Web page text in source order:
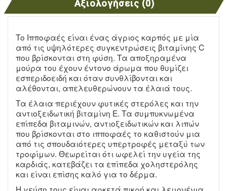
Αξιολογήσεις (0)
Το Ιπποφαές είναι ένας άγριος καρπός με μία
από τις υψηλότερες συγκεντρώσεις βιταμίνης C
που βρίσκονται στη φύση. Τα αποξηραμένα
μούρα του έχουν έντονο άρωμα που θυμίζει
εσπεριδοειδή και όταν συνθλίβονται και
αλέθονται, απελευθερώνουν τα έλαιά τους.
Τα έλαια περιέχουν φυτικές στερόλες και την
αντιοξειδωτική βιταμίνη Ε. Τα συμπυκνωμένα
επίπεδα βιταμινών, αντιοξειδωτικών και λιπών
που βρίσκονται στο ιπποφαές το καθιστούν μια
από τις σπουδαιότερες υπερτροφές μεταξύ των
τροφίμων. Θεωρείται ότι ωφελεί την υγεία της
καρδιάς, κατεβάζει τα επίπεδα χοληστερόλης
και είναι επίσης καλό για το δέρμα.